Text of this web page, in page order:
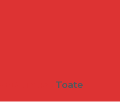
Toate